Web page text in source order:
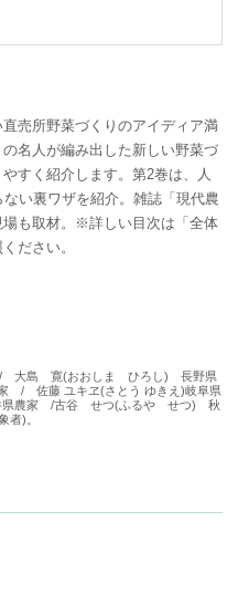
売所野菜づくりのアイディア満
名人が編み出した新しい野菜づ
すく紹介します。第2巻は、人
い裏ワザを紹介。雑誌「現代農
も取材。※詳しい目次は「全体
ださい。
大島 寛(おおしま ひろし) 長野県
/ 佐藤 ユキヱ(さとう ゆきえ)岐阜県
農家 /古谷 せつ(ふるや せつ) 秋
者)。